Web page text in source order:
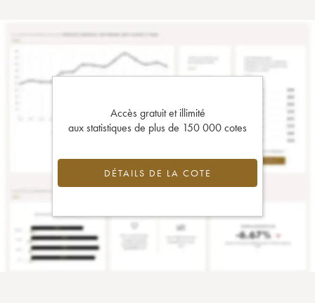
Accès gratuit et illimité
aux statistiques de plus de 150 000 cotes
DÉTAILS DE LA COTE